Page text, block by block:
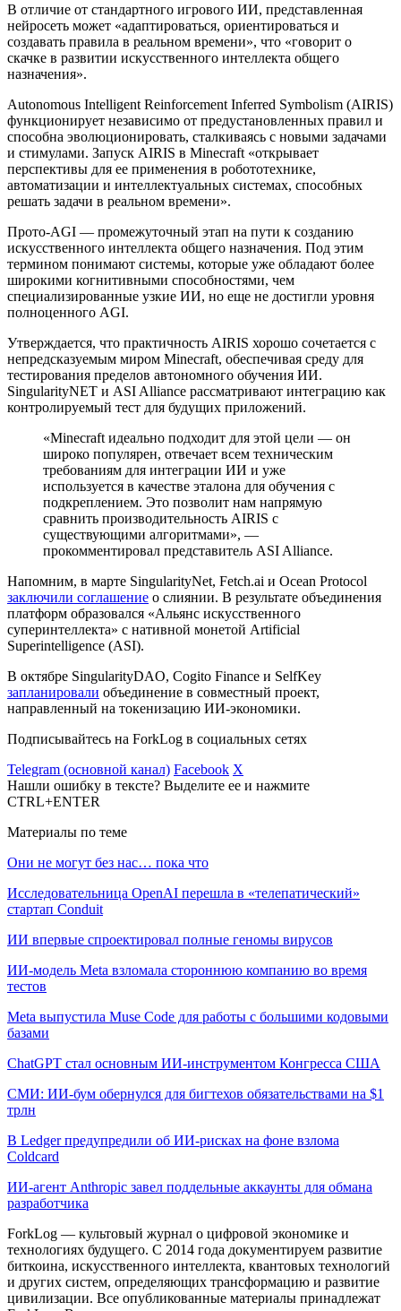
В отличие от стандартного игрового ИИ, представленная
нейросеть может «адаптироваться, ориентироваться и
создавать правила в реальном времени», что «говорит о
скачке в развитии искусственного интеллекта общего
назначения».
Autonomous Intelligent Reinforcement Inferred Symbolism (AIRIS)
функционирует независимо от предустановленных правил и
способна эволюционировать, сталкиваясь с новыми задачами
и стимулами. Запуск AIRIS в Minecraft «открывает
перспективы для ее применения в робототехнике,
автоматизации и интеллектуальных системах, способных
решать задачи в реальном времени».
Прото-AGI — промежуточный этап на пути к созданию
искусственного интеллекта общего назначения. Под этим
термином понимают системы, которые уже обладают более
широкими когнитивными способностями, чем
специализированные узкие ИИ, но еще не достигли уровня
полноценного AGI.
Утверждается, что практичность AIRIS хорошо сочетается с
непредсказуемым миром Minecraft, обеспечивая среду для
тестирования пределов автономного обучения ИИ.
SingularityNET и ASI Alliance рассматривают интеграцию как
контролируемый тест для будущих приложений.
«Minecraft идеально подходит для этой цели — он
широко популярен, отвечает всем техническим
требованиям для интеграции ИИ и уже
используется в качестве эталона для обучения с
подкреплением. Это позволит нам напрямую
сравнить производительность AIRIS с
существующими алгоритмами», —
прокомментировал представитель ASI Alliance.
Напомним, в марте SingularityNet, Fetch.ai и Ocean Protocol
заключили соглашение о слиянии. В результате объединения
платформ образовался «Альянс искусственного
суперинтеллекта» с нативной монетой Artificial
Superintelligence (ASI).
В октябре SingularityDAO, Cogito Finance и SelfKey
запланировали объединение в совместный проект,
направленный на токенизацию ИИ-экономики.
Подписывайтесь на ForkLog в социальных сетях
Telegram (основной канал) Facebook X
Нашли ошибку в тексте? Выделите ее и нажмите
CTRL+ENTER
Материалы по теме
Они не могут без нас… пока что
Исследовательница OpenAI перешла в «телепатический»
стартап Conduit
ИИ впервые спроектировал полные геномы вирусов
ИИ-модель Meta взломала стороннюю компанию во время
тестов
Meta выпустила Muse Code для работы с большими кодовыми
базами
ChatGPT стал основным ИИ-инструментом Конгресса США
СМИ: ИИ-бум обернулся для бигтехов обязательствами на $1
трлн
В Ledger предупредили об ИИ-рисках на фоне взлома
Coldcard
ИИ-агент Anthropic завел поддельные аккаунты для обмана
разработчика
ForkLog — культовый журнал о цифровой экономике и
технологиях будущего. С 2014 года документируем развитие
биткоина, искусственного интеллекта, квантовых технологий
и других систем, определяющих трансформацию и развитие
цивилизации. Все опубликованные материалы принадлежат